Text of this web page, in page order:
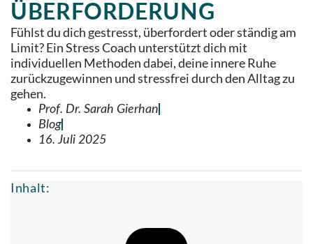
ÜBERFORDERUNG
Fühlst du dich gestresst, überfordert oder ständig am
Limit? Ein Stress Coach unterstützt dich mit
individuellen Methoden dabei, deine innere Ruhe
zurückzugewinnen und stressfrei durch den Alltag zu
gehen.
Prof. Dr. Sarah Gierhan
Blog
16. Juli 2025
Inhalt: